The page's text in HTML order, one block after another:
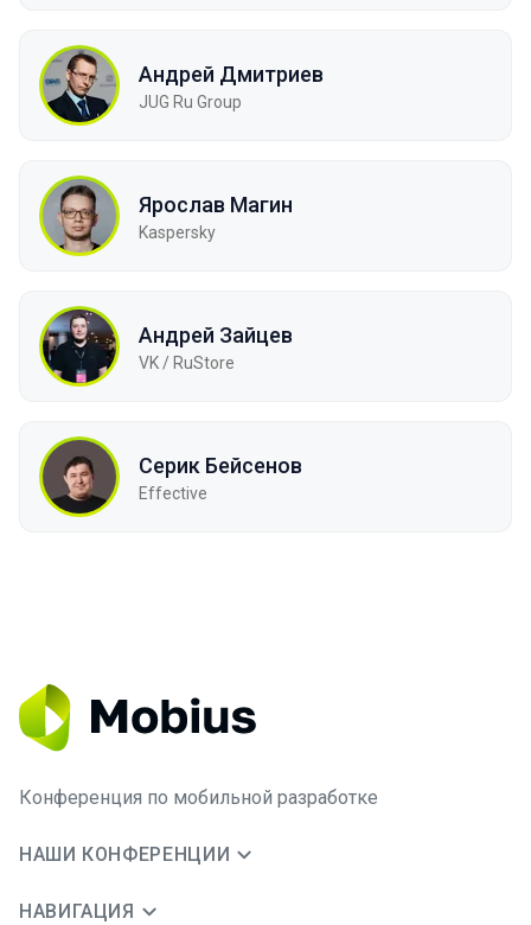
Андрей Дмитриев
JUG Ru Group
Ярослав Магин
Kaspersky
Андрей Зайцев
VK / RuStore
Серик Бейсенов
Effective
Конференция по мобильной разработке
НАШИ КОНФЕРЕНЦИИ
НАВИГАЦИЯ